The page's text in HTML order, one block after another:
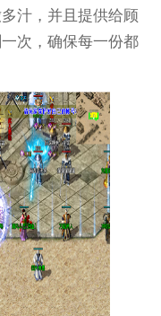
汁，并且提供给顾
次，确保每一份都